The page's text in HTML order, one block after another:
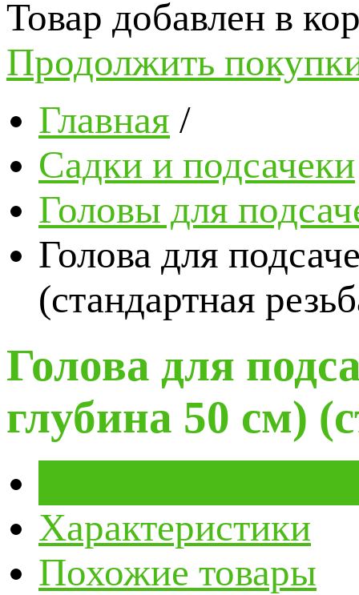
Товар добавлен в
Продолжить
Главная /
Садки и подсачеки
Головы для
Голова для
(стандартная
Голова для
глубина 50 см)
Характеристики
Похожие товары